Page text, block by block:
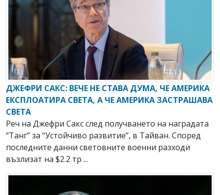
ДЖЕФРИ САКС: ВЕЧЕ НЕ СТАВА ДУМА, ЧЕ АМЕРИКА
ЕКСПЛОАТИРА СВЕТА, А ЧЕ АМЕРИКА ЗАСТРАШАВА
СВЕТА
Реч на Джефри Сакс след получването на наградата
“Танг” за “Устойчиво развитие”, в Тайван. Според
последните данни световните военни разходи
възлизат на $2.2 тр ...